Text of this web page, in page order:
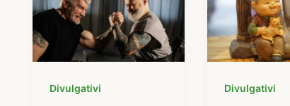
Divulgativi Divulgativi